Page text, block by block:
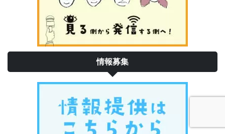
情報募集